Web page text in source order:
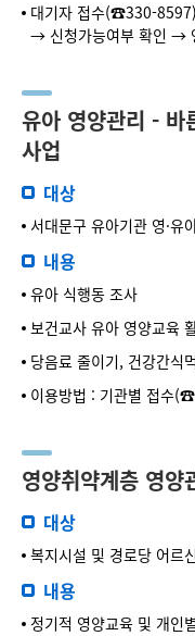
대기자 접수(☎330-
→ 신청가능여부 확인 →
유아 영양관리 - 바
사업
대상
서대문구 유아기관 영·유
내용
유아 식행동 조사
보건교사 유아 영양교육
당음료 줄이기, 건강간식
이용방법 : 기관별 접수
영양취약계층 영양
대상
복지시설 및 경로당 어르
내용
정기적 영양교육 및 개인